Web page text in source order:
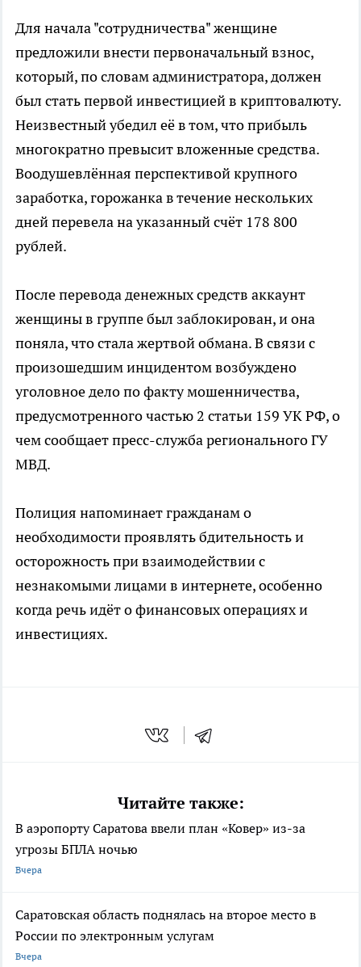
Для начала "сотрудничества" женщине
предложили внести первоначальный взнос,
который, по словам администратора, должен
был стать первой инвестицией в криптовалюту.
Неизвестный убедил её в том, что прибыль
многократно превысит вложенные средства.
Воодушевлённая перспективой крупного
заработка, горожанка в течение нескольких
дней перевела на указанный счёт 178 800
рублей.
После перевода денежных средств аккаунт
женщины в группе был заблокирован, и она
поняла, что стала жертвой обмана. В связи с
произошедшим инцидентом возбуждено
уголовное дело по факту мошенничества,
предусмотренного частью 2 статьи 159 УК РФ, о
чем сообщает пресс-служба регионального ГУ
МВД.
Полиция напоминает гражданам о
необходимости проявлять бдительность и
осторожность при взаимодействии с
незнакомыми лицами в интернете, особенно
когда речь идёт о финансовых операциях и
инвестициях.
Читайте также:
В аэропорту Саратова ввели план «Ковер» из-за
угрозы БПЛА ночью
Вчера
Саратовская область поднялась на второе место в
России по электронным услугам
Вчера